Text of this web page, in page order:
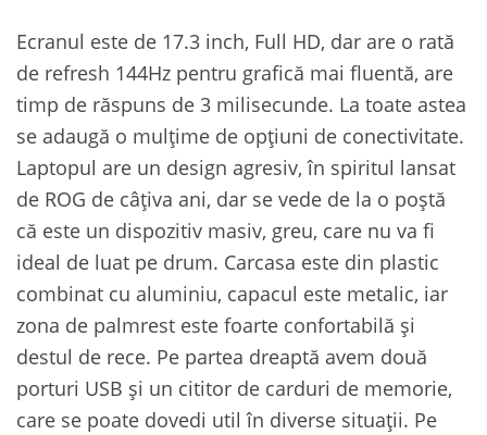
Ecranul este de 17.3 inch, Full HD, dar are o rată
de refresh 144Hz pentru grafică mai fluentă, are
timp de răspuns de 3 milisecunde. La toate astea
se adaugă o mulțime de opțiuni de conectivitate.
Laptopul are un design agresiv, în spiritul lansat
de ROG de câțiva ani, dar se vede de la o poștă
că este un dispozitiv masiv, greu, care nu va fi
ideal de luat pe drum. Carcasa este din plastic
combinat cu aluminiu, capacul este metalic, iar
zona de palmrest este foarte confortabilă și
destul de rece. Pe partea dreaptă avem două
porturi USB și un cititor de carduri de memorie,
care se poate dovedi util în diverse situații. Pe